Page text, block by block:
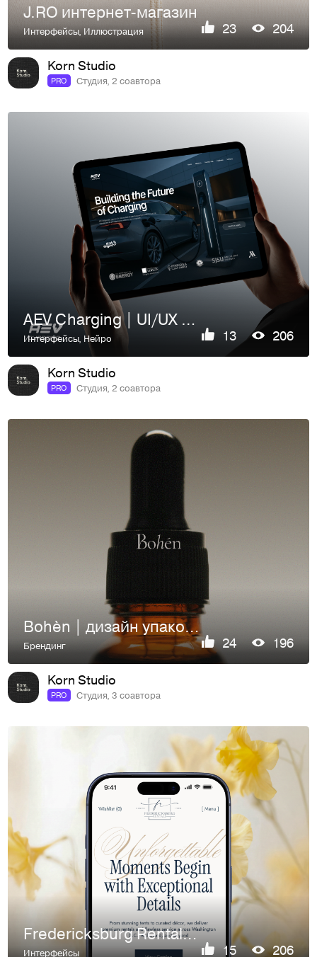
J.RO интернет-магазин
Интерфейсы,Иллюстрация 23 204
Korn Studio
PRO Студия, 2 соавтора
AEV Charging | UI/UX Design
Интерфейсы, Нейро 13 206
Korn Studio
PRO Студия, 2 соавтора
Bohèn | дизайн упаковки
Брендинг 24 196
Korn Studio
PRO Студия, 3 соавтора
Fredericksburg Rentals UI/UX Дизайн
Интерфейсы 15 206